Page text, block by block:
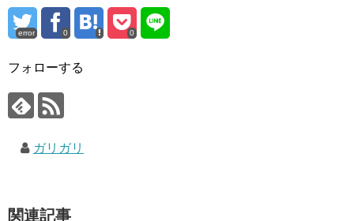
error 0 0
フォローする
ガリガリ
関連記事